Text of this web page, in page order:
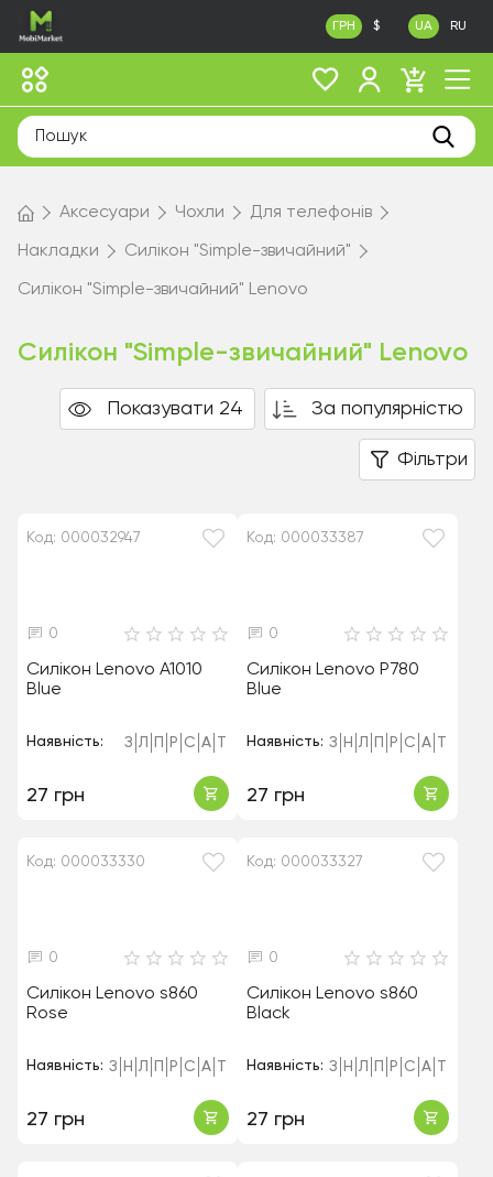
ГРН $ UA RU
Аксесуари Чохли Для телефонів
Накладки Силікон "Simple-звичайний"
Силікон "Simple-звичайний" Lenovo
Силікон "Simple-звичайний" Lenovo
Показувати 24 За популярністю
Фільтри
Код: 000032947
0
Силікон Lenovo A1010
Blue
Наявність: З Л Р С А
27 грн
Код: 000033387
0
Силікон Lenovo P780
Blue
Наявність: З Н Л Р С А
27 грн
Код: 000033330
0
Силікон Lenovo s860
Rose
Наявність: З Н Л Р С А
27 грн
Код: 000033327
0
Силікон Lenovo s860
Black
Наявність: З Н Л Р С А
27 грн